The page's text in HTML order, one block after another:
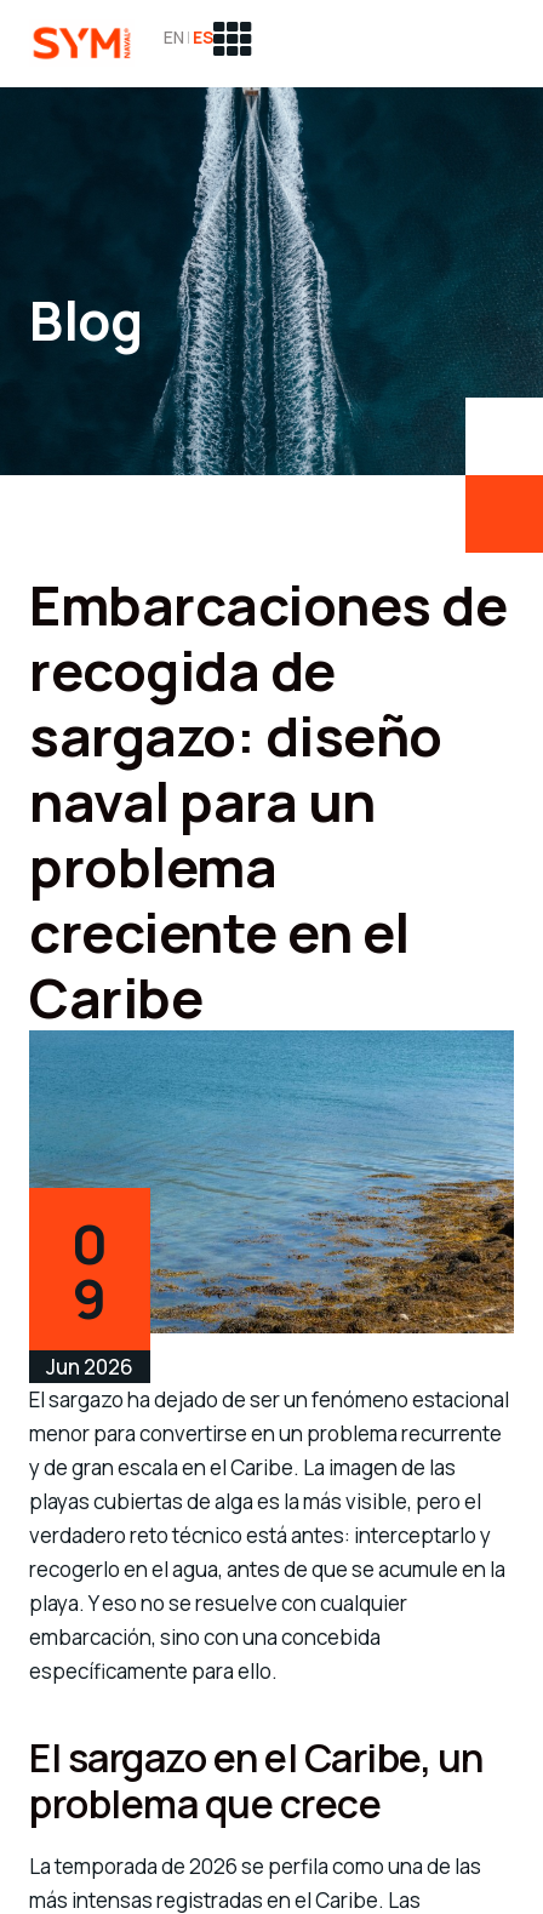
EN | ES
Blog
Embarcaciones de
recogida de
sargazo: diseño
naval para un
problema
creciente en el
Caribe
0
9
Jun 2026
El sargazo ha dejado de ser un fenómeno estacional
menor para convertirse en un problema recurrente
y de gran escala en el Caribe. La imagen de las
playas cubiertas de alga es la más visible, pero el
verdadero reto técnico está antes: interceptarlo y
recogerlo en el agua, antes de que se acumule en la
playa. Y eso no se resuelve con cualquier
embarcación, sino con una concebida
específicamente para ello.
El sargazo en el Caribe, un
problema que crece
La temporada de 2026 se perfila como una de las
más intensas registradas en el Caribe. Las